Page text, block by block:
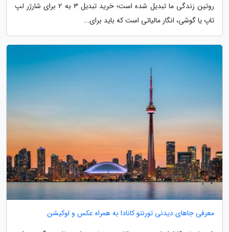
روتین زندگی ما تبدیل شده است؛ خرید تبدیل 3 به 2 برای شارژر لپ
تاپ یا گوشی، انگار مالیاتی است که باید برای...
معرفی جاهای دیدنی تورنتو کانادا به همراه عکس و لوکیشن